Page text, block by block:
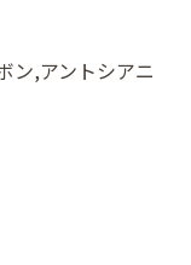
ン,アントシアニ